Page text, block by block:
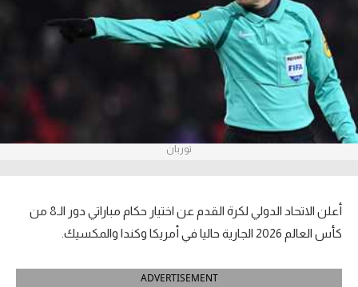
آراء حرة
ركن الألعاب
بطولات
أمريكا 2026
الدوري الإنجليزي الممتاز
الدوري الإسباني
توربان
أعلن الاتحاد الدولي لكرة القدم عن اختيار حكام مباراتي دور الـ8 من
كأس العالم 2026 الجارية حاليا في أمريكا وكندا والمكسيك.
ADVERTISEMENT